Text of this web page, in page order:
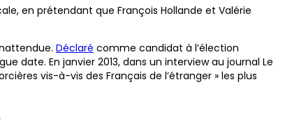
en prétendant que François Hollande et Valérie
Déclaré comme candidat à l’élection
date. En janvier 2013, dans un interview au journal Le
vis-à-vis des Français de l’étranger » les plus